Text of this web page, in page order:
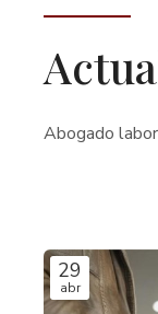
Abogado
29
abr